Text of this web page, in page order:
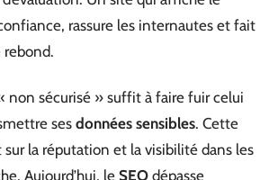
rassure les internautes et fait
rebond.
non sécurisé » suffit à faire fuir celui
sesdonnées sensibles. Cette
la réputation et la visibilité dans les
Aujourd’hui, le SEO dépasse